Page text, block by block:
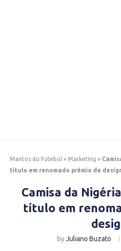
Mantos do Futebol » Marketing »
título em renomado prêmio de
Camisa da
título em
byJuliano Buzato